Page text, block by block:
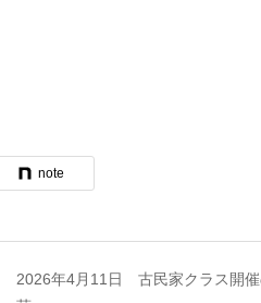
note
2026年4月11日 古民家クラス開